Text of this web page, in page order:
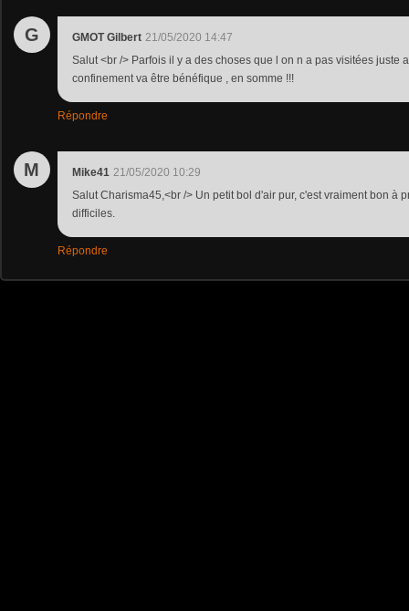
G GMOT Gilbert 21/05/2020 14:47
Salut <br /> Parfois il y a des choses que l on n a pas visitées juste
confinement va être bénéfique , en somme !!!
Répondre
M Mike41 21/05/2020 10:29
Salut Charisma45,<br /> Un petit bol d'air pur, c'est vraiment bon à
difficiles.
Répondre